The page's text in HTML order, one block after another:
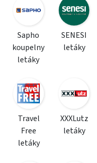
Sapho
koupelny
letáky
SENESI
letáky
Travel
Free
letáky
XXXLutz
letáky